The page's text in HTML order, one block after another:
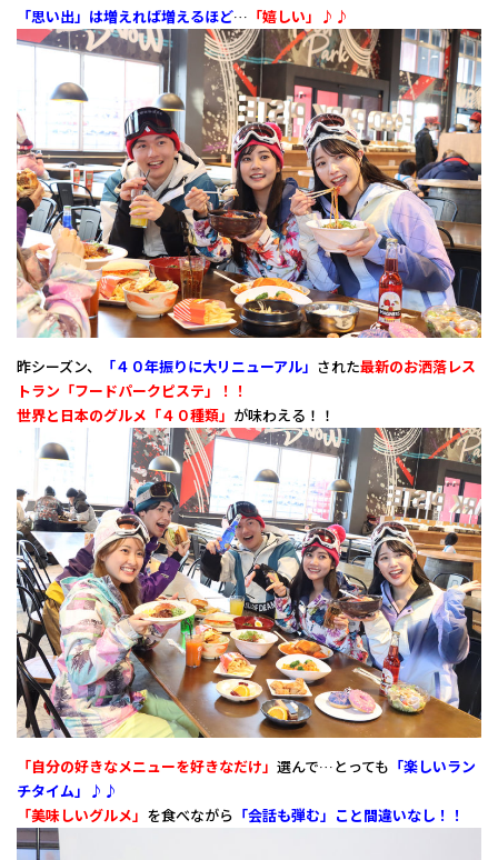
「思い出」は増えれば増えるほど… 「嬉しい」♪♪
昨シーズン、 「４０年振りに大リニューアル」 された最新のお洒落レス
トラン「フードパークピステ」！！
世界と日本のグルメ「４０種類」 が味わえる！！
「自分の好きなメニューを好きなだけ」 選んで…とっても 「楽しいラン
チタイム」♪♪
「美味しいグルメ」 を食べながら 「会話も弾む」こと間違いなし！！